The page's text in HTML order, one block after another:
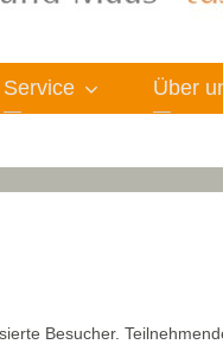
Service Über
Besucher.